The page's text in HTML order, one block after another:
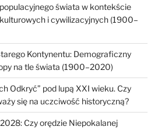
świata w kontekście
i cywilizacyjnych (1900–
Kontynentu: Demograficzny
na tle świata (1900–2020)
Odkryć” pod lupą XXI wieku. Czy
się na uczciwość historyczną?
Czy orędzie Niepokalanej